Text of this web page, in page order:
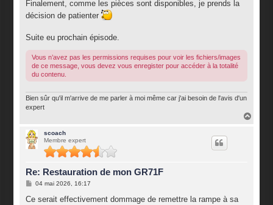
Finalement, comme les pièces sont disponibles, je prends la
décision de patienter
Suite eu prochain épisode.
Vous n’avez pas les permissions requises pour voir les fichiers/images
de ce message, vous devez vous enregister pour accéder à la totalité
du contenu.
Bien sûr qu'il m'arrive de me parler à moi même car j'ai besoin de l'avis d'un
expert
scoach
Membre expert
Re: Restauration de mon GR71F
M
s
04 mai 2026, 16:17
Ce serait effectivement dommage de remettre la rampe à sa